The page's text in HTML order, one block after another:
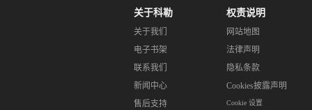
关于科勒
关于我们
电子书架
联系我们
新闻中心
售后支持
权责说明
网站地图
法律声明
隐私条款
Cookies披露声明
Cookie 设置